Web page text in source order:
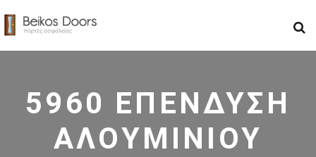
5960 ΕΠΕΝΔΥΣΗ
ΑΛΟΥΜΙΝΙΟΥ